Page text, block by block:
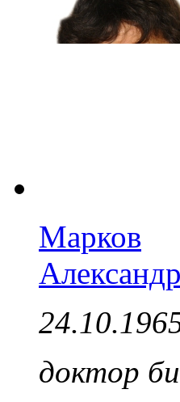
Марков
доктор